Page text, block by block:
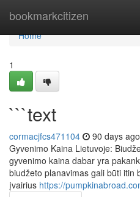
bookmarkcitizen
Home
Home
1
```text
cormacjfcs471104 90 days ago
Gyvenimo Kaina Lietuvoje:
gyvenimo kaina dabar yra
biudžeto planavimas gali būti itin
įvairius https://